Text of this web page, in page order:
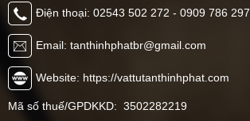
Điện thoại: 02543 502 272 - 0909 786 297
Email: tanthinhphatbr@gmail.com
Website: https://vattutanthinhphat.com
Mã số thuế/GPDKKD: 3502282219